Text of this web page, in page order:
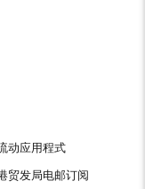
动应用程式
贸发局电邮订阅